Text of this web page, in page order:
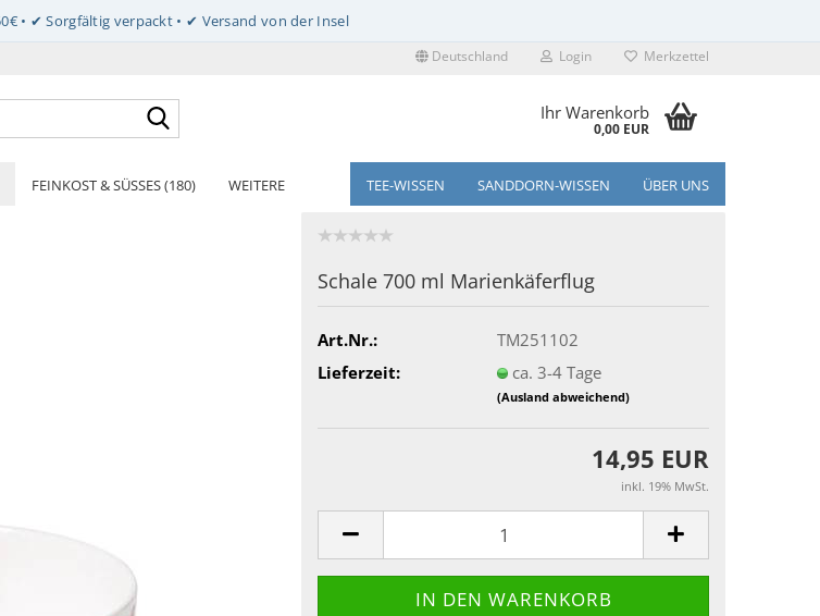
Deutschland Login Merkzettel
Ihr Warenkorb
0,00 EUR
FEINKOST & SÜSSES (180) TEE-WISSEN SANDDORN-WISSEN ÜBER UNS
WEITERE
Schale 700 ml Marienkäferflug
Art.Nr.:
TM251102
Lieferzeit:
ca. 3-4 Tage
(Ausland abweichend)
14,95 EUR
inkl. 19% MwSt.